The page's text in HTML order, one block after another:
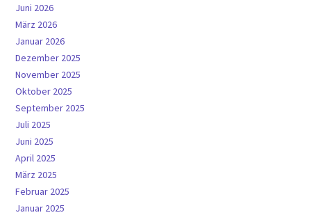
Juni 2026
März 2026
Januar 2026
Dezember 2025
November 2025
Oktober 2025
September 2025
Juli 2025
Juni 2025
April 2025
März 2025
Februar 2025
Januar 2025